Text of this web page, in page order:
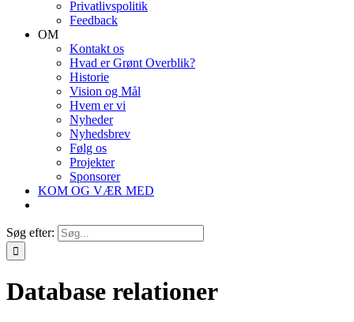
Privatlivspolitik
Feedback
OM
Kontakt os
Hvad er Grønt Overblik?
Historie
Vision og Mål
Hvem er vi
Nyheder
Nyhedsbrev
Følg os
Projekter
Sponsorer
KOM OG VÆR MED
Søg efter:
Database relationer